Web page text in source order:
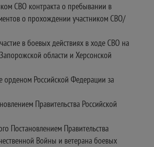
СВО контракта о пребывании в
о прохождении участником СВО/
в боевых действиях в ходе СВО на
области и Херсонской
орденом Российской Федерации за
Правительства Российской
Постановлением Правительства
Войны и ветерана боевых